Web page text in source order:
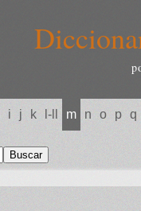
i j k l-ll m n o p q